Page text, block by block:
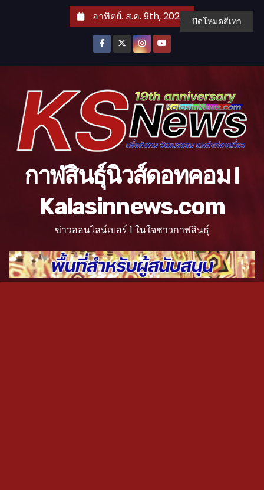
อาทิตย์. ส.ค. 9th, 2026
กาฬสินธุ์นิวส์ดอทคอม l
Kalasinnews.com
ข่าวออนไลน์เบอร์ 1 ในใจชาวกาฬสินธุ์
ปิดโหมดสีเทา